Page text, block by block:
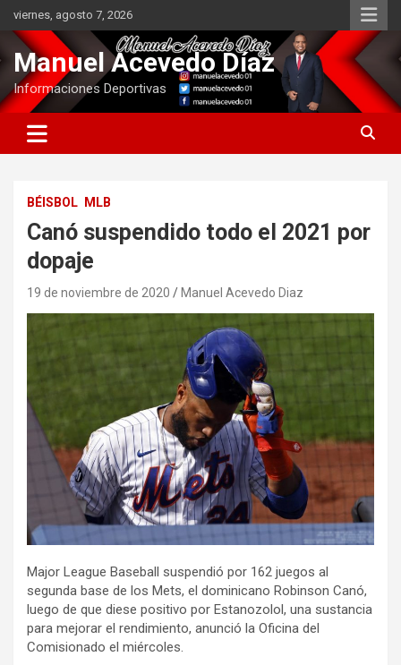
Saltar
contenido
viernes, agosto 7, 2026
Manuel Acevedo Díaz
Informaciones Deportivas
BÉISBOL MLB
Canó suspendido todo el 2021 por
dopaje
19 de noviembre de 2020 Manuel Acevedo Diaz
Major League Baseball suspendió por 162 juegos al
segunda base de los Mets, el dominicano Robinson Canó,
luego de que diese positivo por Estanozolol, una sustancia
para mejorar el rendimiento, anunció la Oficina del
Comisionado el miércoles.